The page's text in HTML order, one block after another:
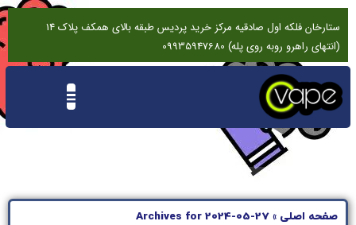
ستارخان فلکه اول صادقیه مرکز خرید پردیس طبقه بالای همکف پلاک 14
(انتهای راهرو روبه روی پله) 09935947680
صفحه اصلی »
Archives for 2024-05-27